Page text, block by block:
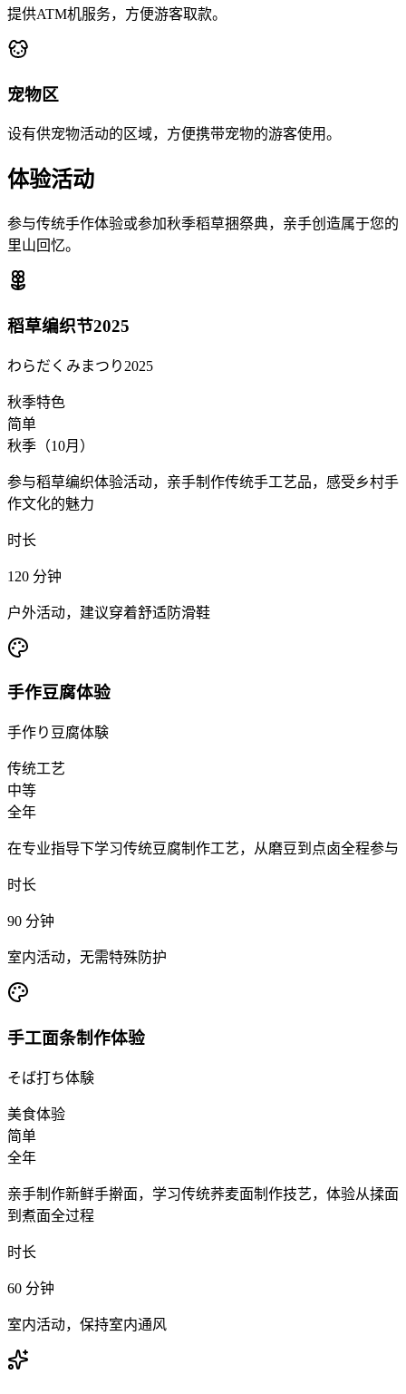
提供ATM机服务，方便游客取款。
宠物区
设有供宠物活动的区域，方便携带宠物的游客使用。
体验活动
参与传统手作体验或参加秋季稻草捆祭典，亲手创造属于您的
里山回忆。
稻草编织节2025
わらだくみまつり2025
秋季特色
简单
秋季（10月）
参与稻草编织体验活动，亲手制作传统手工艺品，感受乡村手
作文化的魅力
时长
120 分钟
户外活动，建议穿着舒适防滑鞋
手作豆腐体验
手作り豆腐体験
传统工艺
中等
全年
在专业指导下学习传统豆腐制作工艺，从磨豆到点卤全程参与
时长
90 分钟
室内活动，无需特殊防护
手工面条制作体验
そば打ち体験
美食体验
简单
全年
亲手制作新鲜手擀面，学习传统荞麦面制作技艺，体验从揉面
到煮面全过程
时长
60 分钟
室内活动，保持室内通风